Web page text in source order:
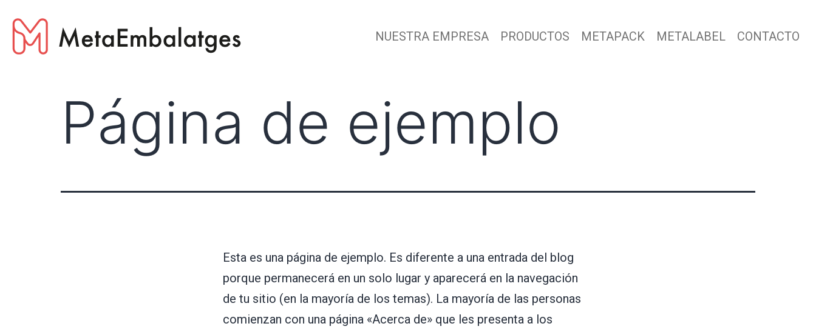
NUESTRA EMPRESA PRODUCTOS METAPACK METALABEL CONTACTO
Página de ejemplo
Esta es una página de ejemplo. Es diferente a una entrada del blog
porque permanecerá en un solo lugar y aparecerá en la navegación
de tu sitio (en la mayoría de los temas). La mayoría de las personas
comienzan con una página «Acerca de» que les presenta a los